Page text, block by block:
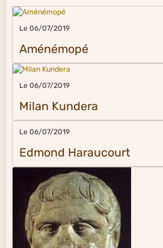
Le 06/07/2019
Aménémopé
Le 06/07/2019
Milan Kundera
Le 06/07/2019
Edmond Haraucourt